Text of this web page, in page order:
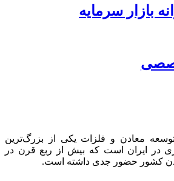
بازار سرمایه
معادن و فلزات یکی از بزرگ‌ترین
در ایران است که بیش از ربع قرن در
کشور حضور جدی داشته است.